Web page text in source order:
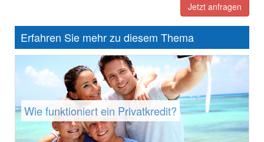
Jetzt anfragen
Erfahren Sie mehr zu diesem Thema
Wie funktioniert ein Privatkredit?